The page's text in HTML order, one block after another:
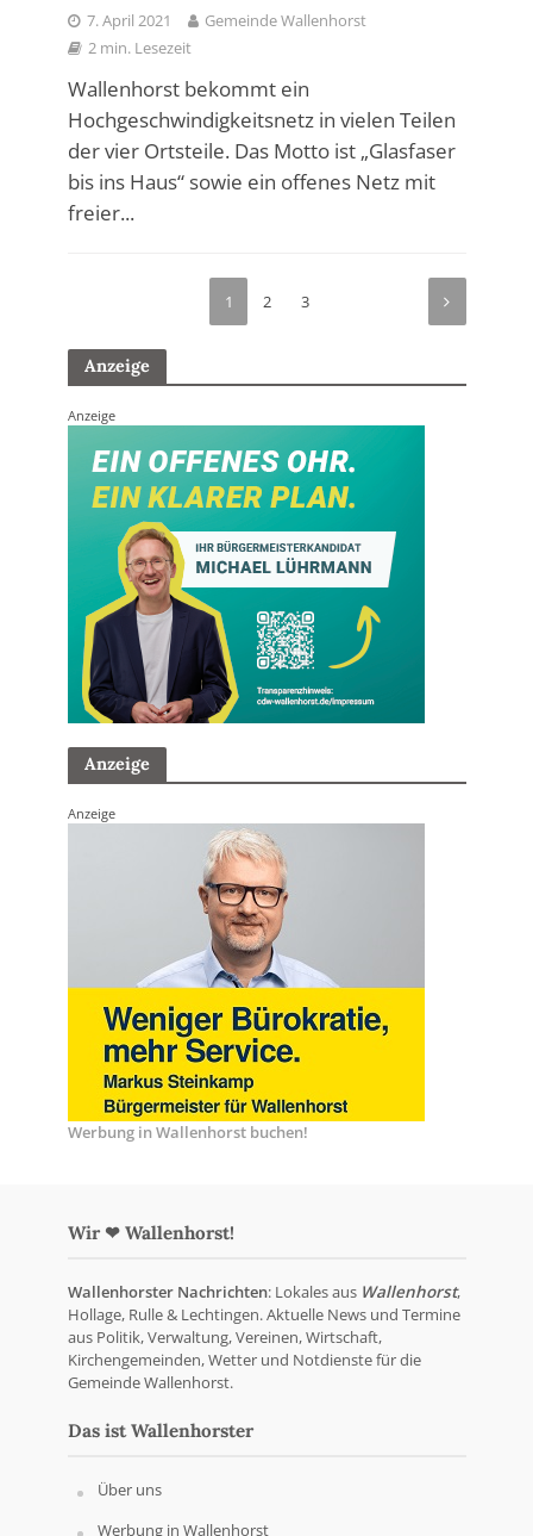
7. April 2021
Gemeinde Wallenhorst
2 min. Lesezeit
Wallenhorst bekommt ein
Hochgeschwindigkeitsnetz in vielen Teilen
der vier Ortsteile. Das Motto ist „Glasfaser
bis ins Haus“ sowie ein offenes Netz mit
freier...
1 2 3
Anzeige
Anzeige
Anzeige
Anzeige
Werbung in Wallenhorst buchen!
Wir ❤ Wallenhorst!
Wallenhorster Nachrichten: Lokales aus Wallenhorst,
Hollage, Rulle & Lechtingen. Aktuelle News und Termine
aus Politik, Verwaltung, Vereinen, Wirtschaft,
Kirchengemeinden, Wetter und Notdienste für die
Gemeinde Wallenhorst.
Das ist Wallenhorster
Über uns
Werbung in Wallenhorst